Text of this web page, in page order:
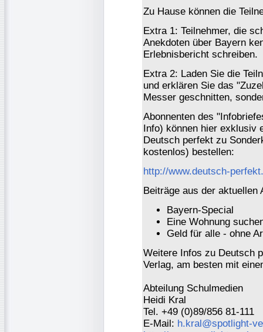
Zu Hause können die
Extra 1: Teilnehmer, die
Anekdoten über Bayern
Erlebnisbericht schreiben.
Extra 2: Laden Sie die
und erklären Sie das
Messer geschnitten,
Abonnenten des
Info) können hier exklusiv
Deutsch perfekt zu
kostenlos) bestellen:
http://www.deutsch-
Beiträge aus der aktuellen
Bayern-Special
Eine Wohnung
Geld für alle - ohne
Weitere Infos zu Deutsch
Verlag, am besten mit
Abteilung Schulmedien
Heidi Kral
Tel. +49 (0)89/856 81-111
E-Mail: h.kral@spotlight-